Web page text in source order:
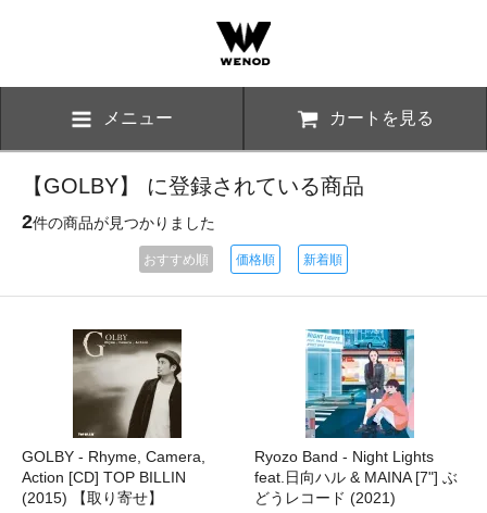
メニュー カートを見る
【GOLBY】 に登録されている商品
2件の商品が見つかりました
おすすめ順 価格順 新着順
GOLBY - Rhyme, Camera,
Action [CD] TOP BILLIN
(2015) 【取り寄せ】
Ryozo Band - Night Lights
feat.日向ハル & MAINA [7"] ぶ
どうレコード (2021)